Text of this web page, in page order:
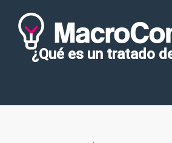
¿Qué es un tratado